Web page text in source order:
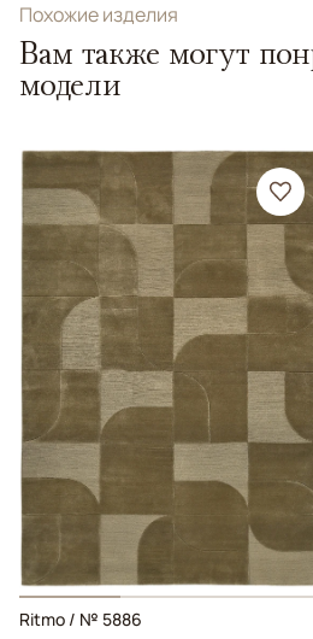
Похожие изделия
Вам также могут
модели
Ritmo / № 5886